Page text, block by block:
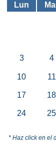
Lun
3 4
10 11
17 18
24 25
* Haz click en el